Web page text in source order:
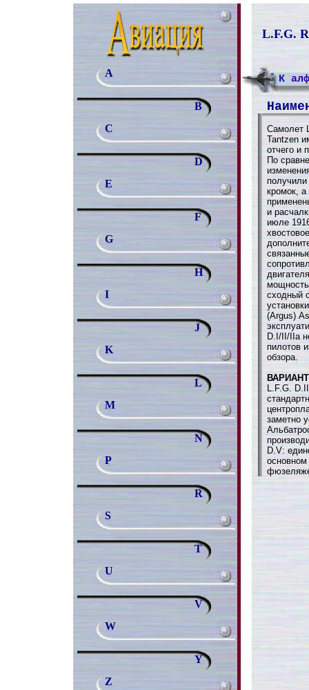
L.F.G.
A
B
C
D
E
F
G
H
I
J
K
L
M
N
P
R
S
T
U
V
W
Y
Z
К
Самолет
Tantzen
отчего и
По
кромок, а
и
июле
сходный
(Argus)
D.I/II/IIa
пилотов
обзора.
L.F.G.
заметно
D.V: